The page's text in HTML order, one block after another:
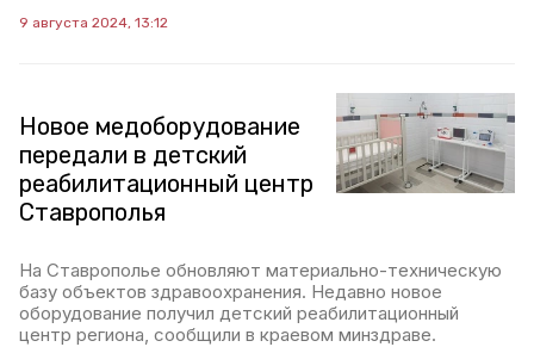
9 августа 2024, 13:12
Новое медоборудование
передали в детский
реабилитационный центр
Ставрополья
На Ставрополье обновляют материально-техническую
базу объектов здравоохранения. Недавно новое
оборудование получил детский реабилитационный
центр региона, сообщили в краевом минздраве.